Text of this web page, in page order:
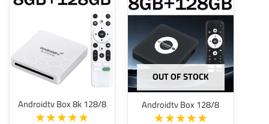
OUT OF STOCK
Androidtv Box 128/8
Androidtv Box 8k 128/8